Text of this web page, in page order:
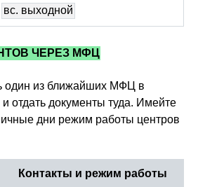
вс. выходной
ЧЕРЕЗ МФЦ
один из ближайших МФЦ в
отдать документы туда. Имейте
дни режим работы центров
Контакты и режим работы